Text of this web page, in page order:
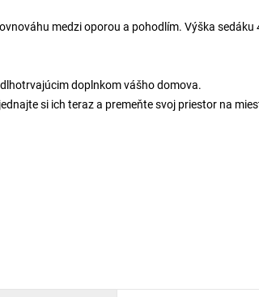
medzi oporou a pohodlím. Výška sedáku
doplnkom vášho domova.
si ich teraz a premeňte svoj priestor na